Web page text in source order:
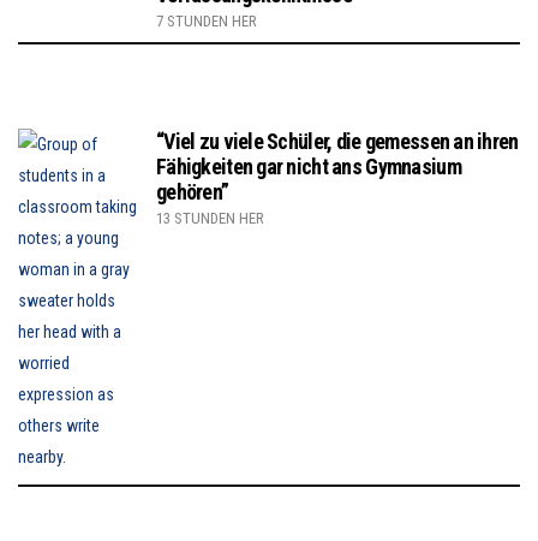
7 STUNDEN HER
“Viel zu viele Schüler, die gemessen an ihren
Fähigkeiten gar nicht ans Gymnasium
gehören”
13 STUNDEN HER